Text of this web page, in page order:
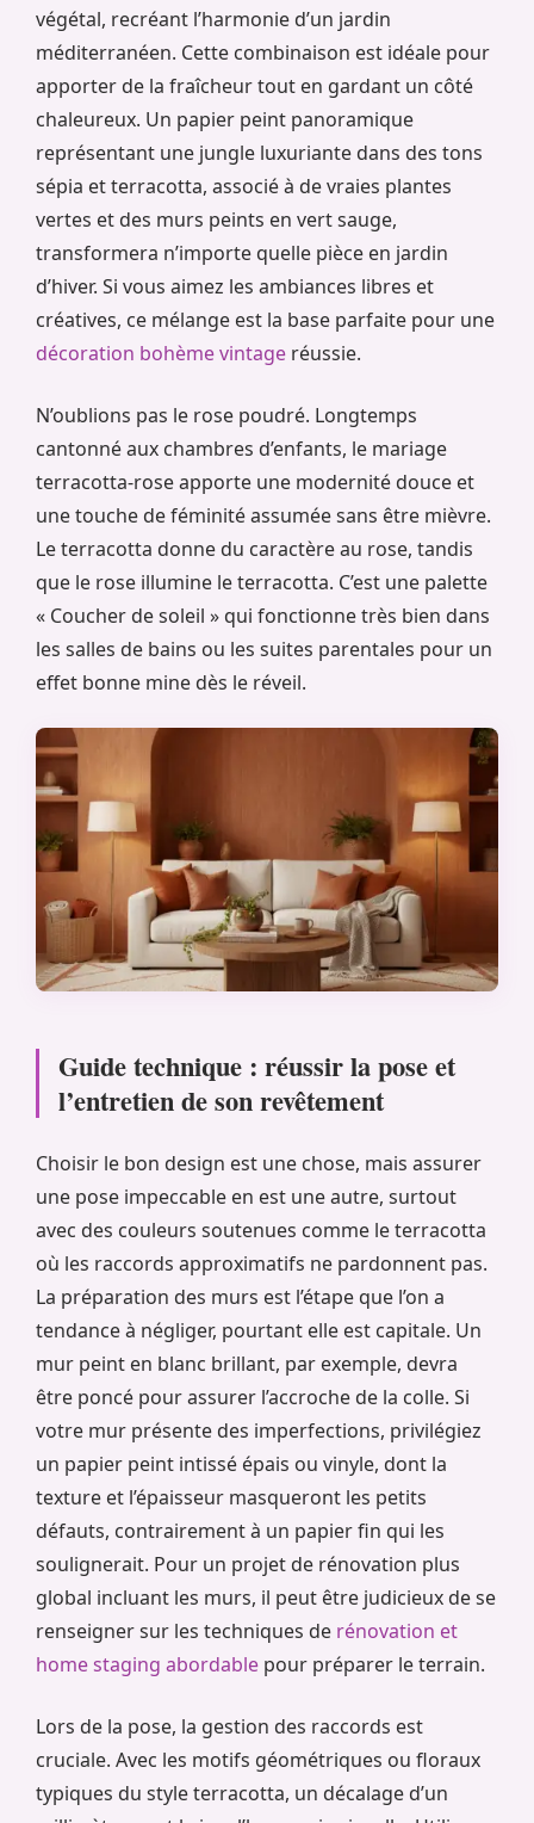
végétal, recréant l’harmonie d’un jardin
méditerranéen. Cette combinaison est idéale pour
apporter de la fraîcheur tout en gardant un côté
chaleureux. Un papier peint panoramique
représentant une jungle luxuriante dans des tons
sépia et terracotta, associé à de vraies plantes
vertes et des murs peints en vert sauge,
transformera n’importe quelle pièce en jardin
d’hiver. Si vous aimez les ambiances libres et
créatives, ce mélange est la base parfaite pour une
décoration bohème vintage réussie.
N’oublions pas le rose poudré. Longtemps
cantonné aux chambres d’enfants, le mariage
terracotta-rose apporte une modernité douce et
une touche de féminité assumée sans être mièvre.
Le terracotta donne du caractère au rose, tandis
que le rose illumine le terracotta. C’est une palette
« Coucher de soleil » qui fonctionne très bien dans
les salles de bains ou les suites parentales pour un
effet bonne mine dès le réveil.
Guide technique : réussir la pose et
l’entretien de son revêtement
Choisir le bon design est une chose, mais assurer
une pose impeccable en est une autre, surtout
avec des couleurs soutenues comme le terracotta
où les raccords approximatifs ne pardonnent pas.
La préparation des murs est l’étape que l’on a
tendance à négliger, pourtant elle est capitale. Un
mur peint en blanc brillant, par exemple, devra
être poncé pour assurer l’accroche de la colle. Si
votre mur présente des imperfections, privilégiez
un papier peint intissé épais ou vinyle, dont la
texture et l’épaisseur masqueront les petits
défauts, contrairement à un papier fin qui les
soulignerait. Pour un projet de rénovation plus
global incluant les murs, il peut être judicieux de se
renseigner sur les techniques de rénovation et
home staging abordable pour préparer le terrain.
Lors de la pose, la gestion des raccords est
cruciale. Avec les motifs géométriques ou floraux
typiques du style terracotta, un décalage d’un